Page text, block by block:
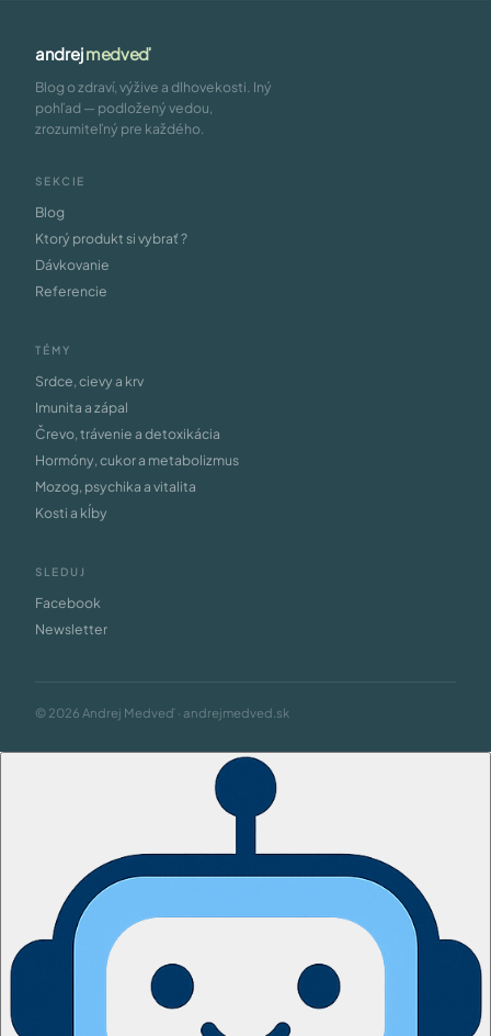
andrejmedveď
Blog o zdraví, výžive a dlhovekosti. Iný
pohľad — podložený vedou,
zrozumiteľný pre každého.
SEKCIE
Blog
Ktorý produkt si vybrať ?
Dávkovanie
Referencie
TÉMY
Srdce, cievy a krv
Imunita a zápal
Črevo, trávenie a detoxikácia
Hormóny, cukor a metabolizmus
Mozog, psychika a vitalita
Kosti a kĺby
SLEDUJ
Facebook
Newsletter
© 2026 Andrej Medveď · andrejmedved.sk